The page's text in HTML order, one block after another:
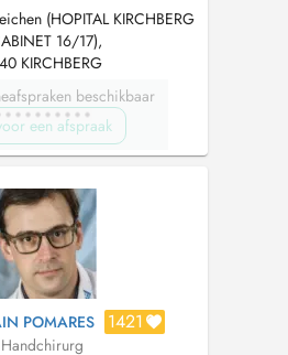
(HOPITAL KIRCHBERG
16/17),
KIRCHBERG
beschikbaar
een afspraak
POMARES 1421
Handchirurg